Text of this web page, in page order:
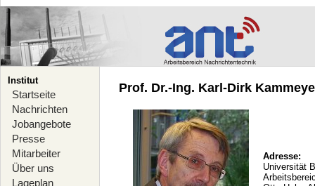
Institut
Startseite
Nachrichten
Jobangebote
Presse
Mitarbeiter
Über uns
Lageplan
Prof. Dr.-Ing. Karl-Dirk
Adresse:
Universität